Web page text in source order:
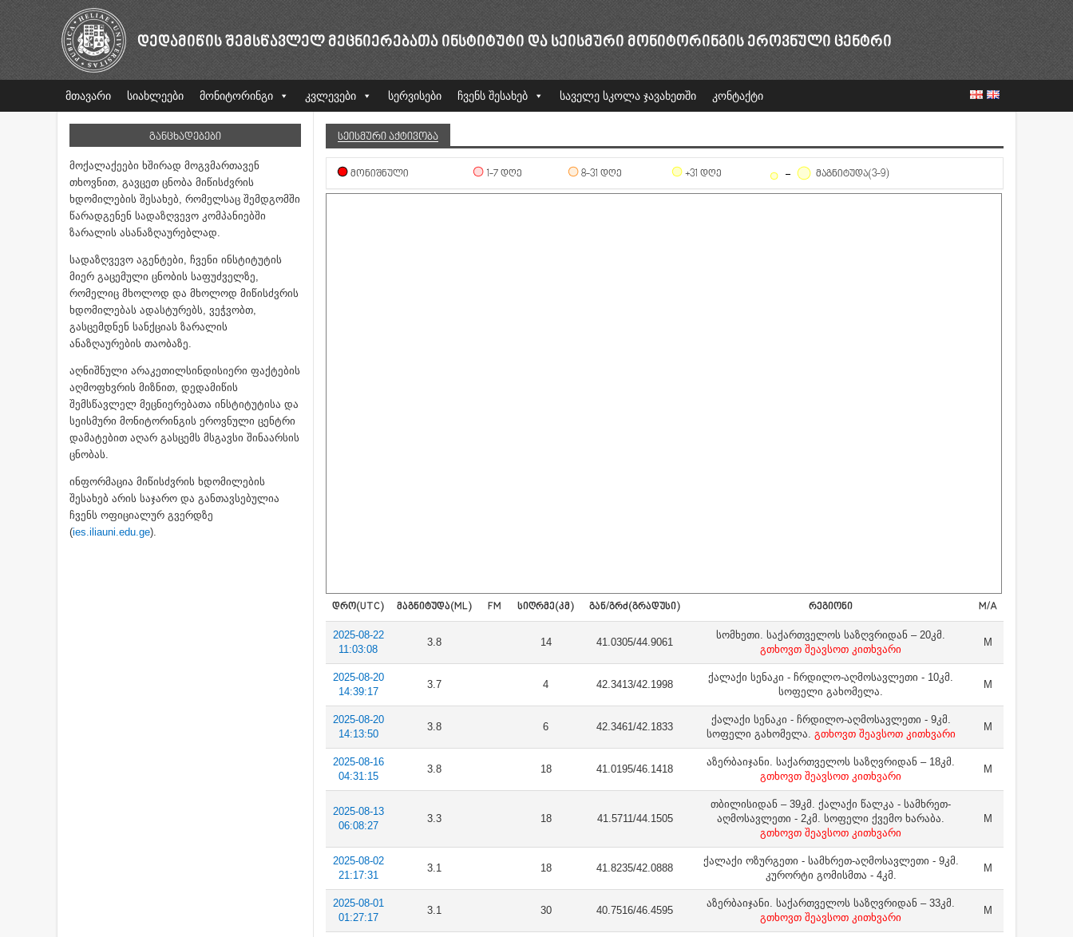
ᲓᲔᲓᲐᲛᲘᲬᲘᲡ ᲨᲔᲛᲡᲬᲐᲕᲚᲔᲚ ᲛᲔᲪᲜᲘᲔᲠᲔᲑᲐᲗᲐ ᲘᲜᲡᲢᲘᲢᲣᲢᲘ ᲓᲐ ᲡᲔᲘᲡᲛᲣᲠᲘ ᲛᲝᲜᲘᲢᲝᲠᲘᲜᲒᲘᲡ ᲔᲠᲝᲕᲜᲣᲚᲘ ᲪᲔᲜᲢᲠᲘ
მთავარი სიახლეები მონიტორინგი კვლევები სერვისები ჩვენს შესახებ საველე სკოლა ჯავახეთში კონტაქტი
ᲒᲐᲜᲪᲮᲐᲓᲔᲑᲔᲑᲘ
მოქალაქეები ხშირად მოგვმართავენ
თხოვნით, გავცეთ ცნობა მიწისძვრის
ხდომილების შესახებ, რომელსაც შემდგომში
წარადგენენ სადაზღვევო კომპანიებში
ზარალის ასანაზღაურებლად.
სადაზღვევო აგენტები, ჩვენი ინსტიტუტის
მიერ გაცემული ცნობის საფუძველზე,
რომელიც მხოლოდ და მხოლოდ მიწისძვრის
ხდომილებას ადასტურებს, ვეჭვობთ,
გასცემდნენ სანქციას ზარალის
ანაზღაურების თაობაზე.
აღნიშნული არაკეთილსინდისიერი ფაქტების
აღმოფხვრის მიზნით, დედამიწის
შემსწავლელ მეცნიერებათა ინსტიტუტისა და
სეისმური მონიტორინგის ეროვნული ცენტრი
დამატებით აღარ გასცემს მსგავსი შინაარსის
ცნობას.
ინფორმაცია მიწისძვრის ხდომილების
შესახებ არის საჯარო და განთავსებულია
ჩვენს ოფიციალურ გვერდზე
(ies.iliauni.edu.ge).
ᲡᲔᲘᲡᲛᲣᲠᲘ ᲐᲥᲢᲘᲕᲝᲑᲐ
ᲛᲝᲜᲘᲨᲜᲣᲚᲘ 1-7 ᲓᲦᲔ 8-31 ᲓᲦᲔ +31 ᲓᲦᲔ ᲛᲐᲒᲜᲘᲢᲣᲓᲐ(3-9)
ᲓᲠᲝ(UTC) ᲛᲐᲒᲜᲘᲢᲣᲓᲐ(ML) FM ᲡᲘᲦᲠᲛᲔ(ᲙᲛ) ᲒᲐᲜ/ᲒᲠᲫ(ᲒᲠᲐᲓᲣᲡᲘ) ᲠᲔᲒᲘᲝᲜᲘ M/A
2025-08-22
11:03:08
3.8 14 41.0305/44.9061
სომხეთი. საქართველოს საზღვრიდან – 20კმ.
გთხოვთ შეავსოთ კითხვარი
M
2025-08-20
14:39:17
3.7 4 42.3413/42.1998
ქალაქი სენაკი - ჩრდილო-აღმოსავლეთი - 10კმ.
სოფელი გახომელა.
M
2025-08-20
14:13:50
3.8 6 42.3461/42.1833
ქალაქი სენაკი - ჩრდილო-აღმოსავლეთი - 9კმ.
სოფელი გახომელა. გთხოვთ შეავსოთ კითხვარი
M
2025-08-16
04:31:15
3.8 18 41.0195/46.1418
აზერბაიჯანი. საქართველოს საზღვრიდან – 18კმ.
გთხოვთ შეავსოთ კითხვარი
M
2025-08-13
06:08:27
3.3 18 41.5711/44.1505
თბილისიდან – 39კმ. ქალაქი წალკა - სამხრეთ-
აღმოსავლეთი - 2კმ. სოფელი ქვემო ხარაბა.
გთხოვთ შეავსოთ კითხვარი
M
2025-08-02
21:17:31
3.1 18 41.8235/42.0888
ქალაქი ოზურგეთი - სამხრეთ-აღმოსავლეთი - 9კმ.
კურორტი გომისმთა - 4კმ.
M
2025-08-01
01:27:17
3.1 30 40.7516/46.4595
აზერბაიჯანი. საქართველოს საზღვრიდან – 33კმ.
გთხოვთ შეავსოთ კითხვარი
M